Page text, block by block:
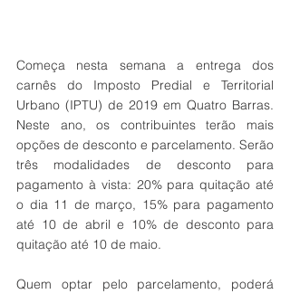
Começa nesta semana a entrega dos
carnês do Imposto Predial e Territorial
Urbano (IPTU) de 2019 em Quatro Barras.
Neste ano, os contribuintes terão mais
opções de desconto e parcelamento. Serão
três modalidades de desconto para
pagamento à vista: 20% para quitação até
o dia 11 de março, 15% para pagamento
até 10 de abril e 10% de desconto para
quitação até 10 de maio.
Quem optar pelo parcelamento, poderá